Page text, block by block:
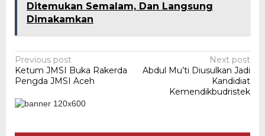
Ditemukan Semalam, Dan Langsung
Dimakamkan
Post
navigation
Previous post
Ketum JMSI Buka Rakerda
Pengda JMSI Aceh
Next post
Abdul Mu’ti Diusulkan Jadi
Kandidiat
Kemendikbudristek